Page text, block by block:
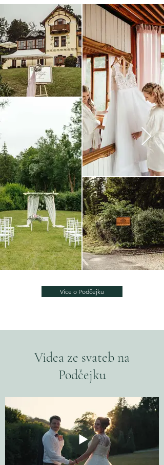
Více o Podčejku
Videa ze svateb na
Podčejku